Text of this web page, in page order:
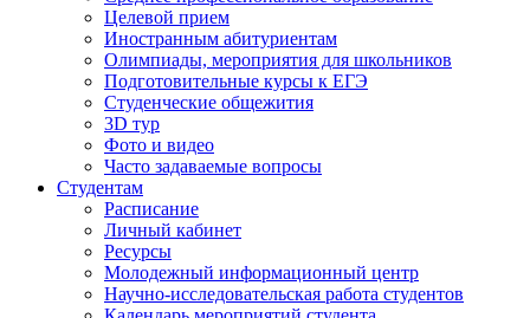
Целевой прием
Иностранным абитуриентам
Олимпиады, мероприятия для школьников
Подготовительные курсы к ЕГЭ
Студенческие общежития
3D тур
Фото и видео
Часто задаваемые вопросы
Студентам
Расписание
Личный кабинет
Ресурсы
Молодежный информационный центр
Научно-исследовательская работа студентов